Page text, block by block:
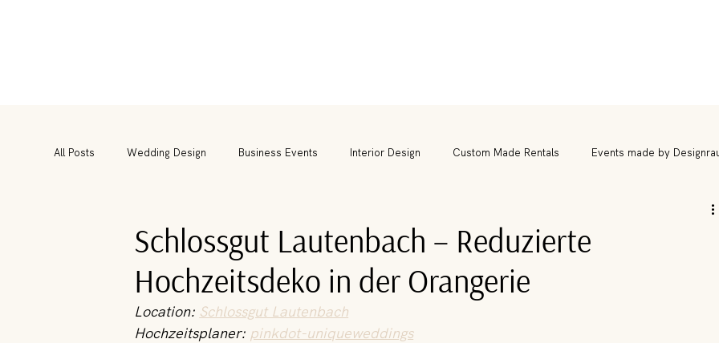
All Posts Wedding Design Business Events Interior Design Custom Made Rentals Events made by
Schlossgut Lautenbach – Reduzierte
Hochzeitsdeko in der Orangerie
Location: Schlossgut Lautenbach
Hochzeitsplaner: pinkdot-uniqueweddings